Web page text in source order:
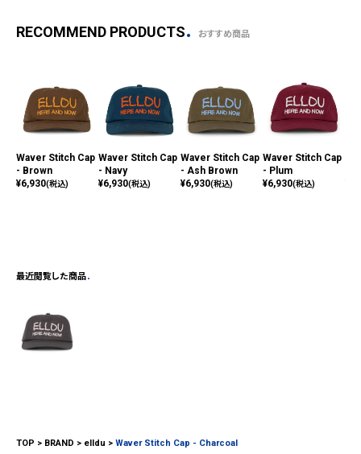
RECOMMEND PRODUCTS おすすめ商品
Waver Stitch Cap
- Brown
¥6,930(税込)
Waver Stitch Cap
- Navy
¥6,930(税込)
Waver Stitch Cap
- Ash Brown
¥6,930(税込)
Waver Stitch Cap
- Plum
¥6,930(税込)
最近閲覧した商品
TOP BRAND elldu Waver Stitch Cap - Charcoal